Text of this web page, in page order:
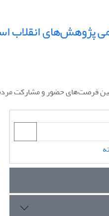
پژوهش‌های انقلاب
فرصت‌های حضور و مشارکت